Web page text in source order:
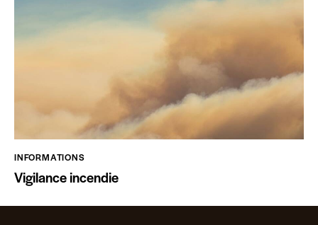
INFORMATIONS
Vigilance incendie